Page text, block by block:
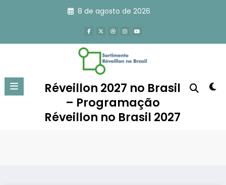
8 de agosto de 2026
Réveillon 2027 no Brasil
– Programação
Réveillon no Brasil 2027